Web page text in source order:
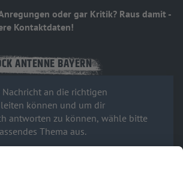
oder gar Kritik? Raus damit -
Kontaktdaten!
ANTENNE BAYERN
an die richtigen
können und um dir
antworten zu können, wähle bitte
Thema aus.
möchtest du uns kontaktieren?